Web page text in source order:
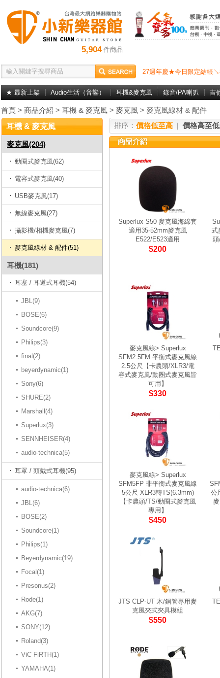
5,904件商品
27週年慶★今日限定結帳
★ 最新上架 Audio生活（音響） 耳機&麥克風 錄音/PA喇叭 吉
首頁 > 商品介紹 > 耳機 & 麥克風 > 麥克風 > 麥克風線材 & 配件
耳機 & 麥克風
麥克風(204)
動圈式麥克風(62)
電容式麥克風(40)
USB麥克風(17)
無線麥克風(27)
攝影機/相機麥克風(7)
麥克風線材 & 配件(51)
耳機(181)
耳塞 / 耳道式耳機(54)
JBL(9)
BOSE(6)
Soundcore(9)
Philips(3)
final(2)
beyerdynamic(1)
Sony(6)
SHURE(2)
Marshall(4)
Superlux(3)
SENNHEISER(4)
audio-technica(5)
耳罩 / 頭戴式耳機(95)
audio-technica(6)
JBL(6)
BOSE(2)
Soundcore(1)
Philips(1)
Beyerdynamic(19)
Focal(1)
Presonus(2)
Rode(1)
AKG(7)
SONY(12)
Roland(3)
ViC FiRTH(1)
YAMAHA(1)
排序： 價格低至高 | 價格高至低
Superlux S50 麥克風海綿套
適用35-52mm麥克風
E522/E523適用
$200
式
麥克風線> Superlux
SFM2.5FM 平衡式麥克風線
2.5公尺【卡農頭/XLR3/電
容式麥克風/動圈式麥克風皆
可用】
$330
麥克風線> Superlux
SFM5FP 非平衡式麥克風線
5公尺 XLR3轉TS(6.3mm)
【卡農頭/TS/動圈式麥克風
專用】
$450
公
JTS CLP-UT 木/銅管專用麥
克風夾式夾具模組
$550